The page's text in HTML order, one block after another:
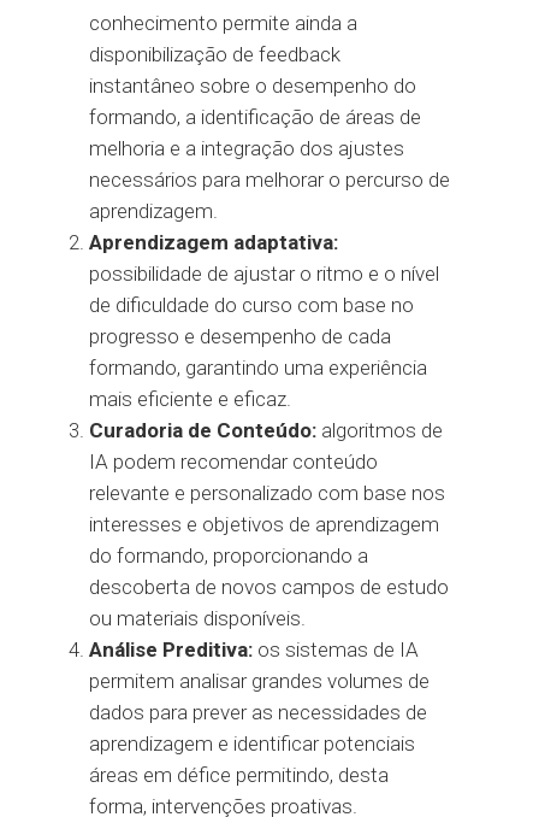
conhecimento permite ainda a
disponibilização de feedback
instantâneo sobre o desempenho do
formando, a identificação de áreas de
melhoria e a integração dos ajustes
necessários para melhorar o percurso de
aprendizagem.
Aprendizagem adaptativa:
possibilidade de ajustar o ritmo e o nível
de dificuldade do curso com base no
progresso e desempenho de cada
formando, garantindo uma experiência
mais eficiente e eficaz.
Curadoria de Conteúdo: algoritmos de
IA podem recomendar conteúdo
relevante e personalizado com base nos
interesses e objetivos de aprendizagem
do formando, proporcionando a
descoberta de novos campos de estudo
ou materiais disponíveis.
Análise Preditiva: os sistemas de IA
permitem analisar grandes volumes de
dados para prever as necessidades de
aprendizagem e identificar potenciais
áreas em défice permitindo, desta
forma, intervenções proativas.